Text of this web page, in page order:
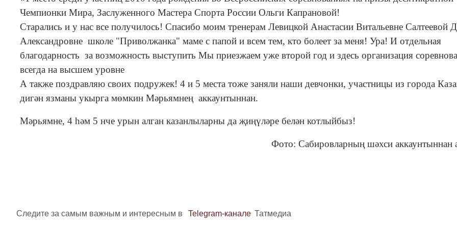
Чемпионки Мира, Заслуженного Мастера Спорта России Ольги Капрановой!
Старались и у нас все получилось! Спасибо моим тренерам Левицкой Анастасии Витальевне Салтеевой
Александровне школе "Приволжанка" маме с папой и всем тем, кто болеет за меня! Ура! И отдельная
благодарность за возможность выступить Мы приезжаем уже второй год и здесь организация
всегда на высшем уровне
А также поздравляю своих подружек! 4 и 5 места тоже заняли наши девчонки, участницы из города
дигән язманы укырга мөмкин Мәрьямнең аккаунтыннан.
Мәрьямне, 4 һәм 5 нче урын алган казанлыларны да җиңүләре белән котлыйбыз!
Фото: Сабировларның шәхси аккаунтыннан
Следите за самым важным и интересным в Telegram-канале Татмедиа